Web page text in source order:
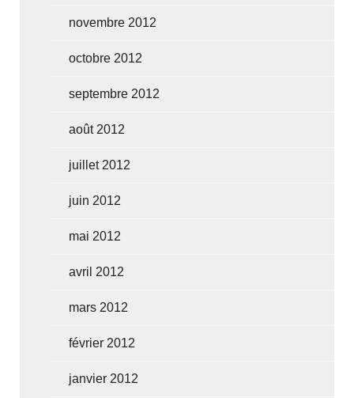
novembre 2012
octobre 2012
septembre 2012
août 2012
juillet 2012
juin 2012
mai 2012
avril 2012
mars 2012
février 2012
janvier 2012